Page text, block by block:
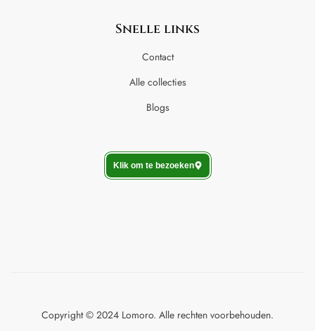
Snelle links
Contact
Alle collecties
Blogs
Klik om te bezoeken
Copyright © 2024 Lomoro. Alle rechten voorbehouden.